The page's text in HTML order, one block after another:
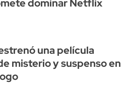
dominar Netflix
una película
misterio y suspenso en